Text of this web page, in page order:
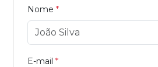
Nome*
E-mail*